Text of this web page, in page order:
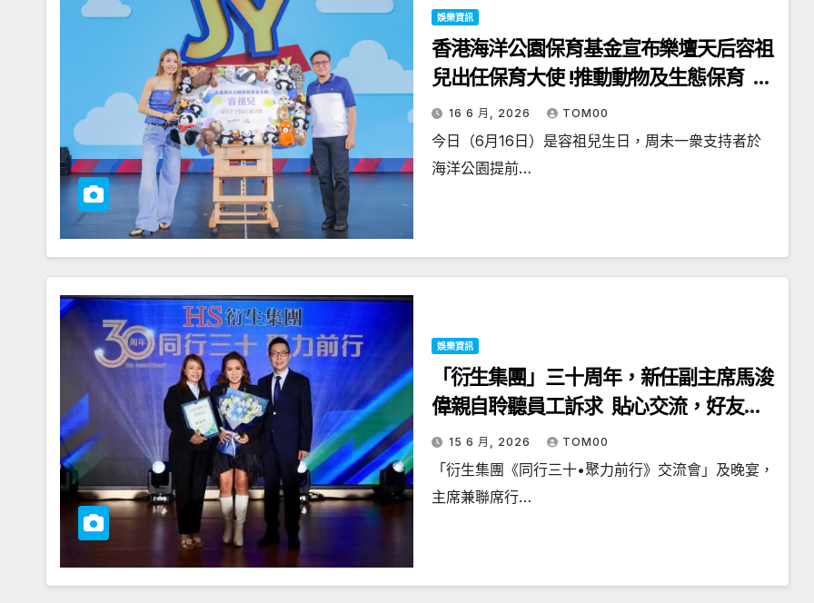
娛樂資訊
香港海洋公園保育基金宣布樂壇天后容祖
兒出任保育大使 !推動動物及生態保育 連
繫小朋友及大自然
16 6 月, 2026 TOM00
今日（6月16日）是容祖兒生日，周未一衆支持者於
海洋公園提前…
娛樂資訊
「衍生集團」三十周年，新任副主席馬浚
偉親自聆聽員工訴求 貼心交流，好友黎
瑞恩義氣撐場
15 6 月, 2026 TOM00
「衍生集團《同行三十•聚力前行》交流會」及晚宴，
主席兼聯席行…